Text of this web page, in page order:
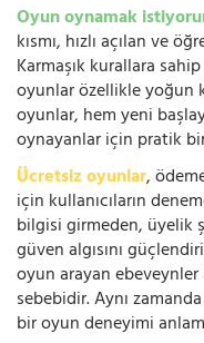
Oyun oynamak
kısmı, hızlı açılan ve
Karmaşık kurallara
oyunlar özellikle yoğun
oyunlar, hem yeni
oynayanlar için pratik
Ücretsiz oyunlar,
için kullanıcıların
bilgisi girmeden, üyelik
güven algısını
oyun arayan
sebebidir. Aynı
bir oyun deneyimi